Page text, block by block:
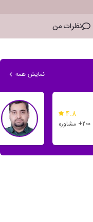
نظرات من
نمایش همه
4.8
200+ مشاوره